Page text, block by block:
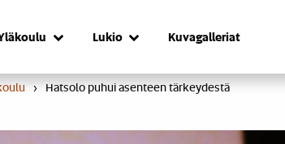
Lukio Kuvagalleriat
› Hatsolo puhui asenteen tärkeydestä